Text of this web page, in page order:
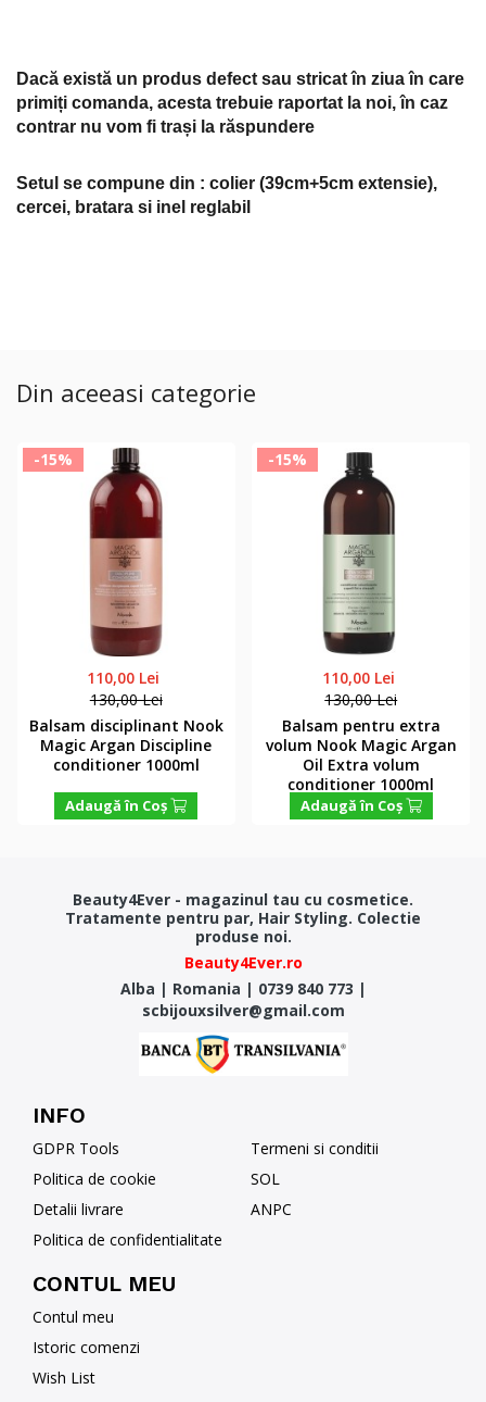
Dacă există un produs defect sau stricat în ziua în care
primiți comanda, acesta trebuie raportat la noi, în caz
contrar nu vom fi trași la răspundere
Setul se compune din : colier (39cm+5cm extensie),
cercei, bratara si inel reglabil
Din aceeasi categorie
-15%
110,00 Lei
130,00 Lei
Balsam disciplinant Nook
Magic Argan Discipline
conditioner 1000ml
Adaugă în Coş
-15%
110,00 Lei
130,00 Lei
Balsam pentru extra
volum Nook Magic Argan
Oil Extra volum
conditioner 1000ml
Adaugă în Coş
Beauty4Ever - magazinul tau cu cosmetice.
Tratamente pentru par, Hair Styling. Colectie
produse noi.
Beauty4Ever.ro
Alba | Romania | 0739 840 773 |
scbijouxsilver@gmail.com
INFO
GDPR Tools
Politica de cookie
Detalii livrare
Politica de confidentialitate
Termeni si conditii
SOL
ANPC
CONTUL MEU
Contul meu
Istoric comenzi
Wish List